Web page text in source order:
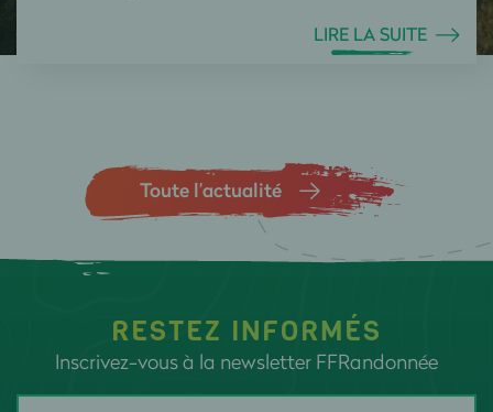
LIRE LA SUITE
Toute l’actualité
RESTEZ INFORMÉS
Inscrivez-vous à la newsletter FFRandonnée